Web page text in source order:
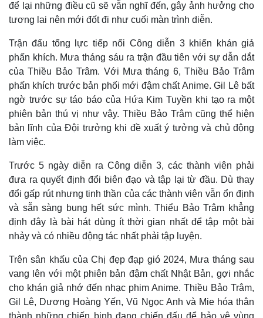
để lại những điều cũ sẽ vẫn nghĩ đến, gây ảnh hưởng cho
tương lai nên mới đốt đi như cuối màn trình diễn.
Trận đấu tổng lực tiếp nối Công diễn 3 khiến khán giả
phấn khích. Mưa tháng sáu ra trận đầu tiên với sự dẫn dắt
của Thiều Bảo Trâm. Với Mưa tháng 6, Thiều Bảo Trâm
phấn khích trước bản phối mới đậm chất Anime. Gil Lê bất
ngờ trước sự táo báo của Hứa Kim Tuyền khi tạo ra một
phiên bản thú vị như vậy. Thiều Bảo Trâm cũng thể hiện
bản lĩnh của Đội trưởng khi đề xuất ý tưởng và chủ động
làm việc.
Trước 5 ngày diễn ra Công diễn 3, các thành viên phải
đưa ra quyết định đổi biên đạo và tập lại từ đầu. Dù thay
đổi gấp rút nhưng tinh thần của các thành viên vẫn ổn định
và sẵn sàng bung hết sức mình. Thiểu Bảo Trâm khẳng
định đây là bài hát dùng ít thời gian nhất để tập một bài
nhảy và có nhiều động tác nhất phải tập luyện.
Trên sân khấu của Chị đẹp đạp gió 2024, Mưa tháng sau
vang lên với một phiên bản đậm chất Nhật Bản, gợi nhắc
cho khán giả nhớ đến nhạc phim Anime. Thiều Bảo Trâm,
Gil Lê, Dương Hoàng Yến, Vũ Ngọc Anh và Mie hóa thân